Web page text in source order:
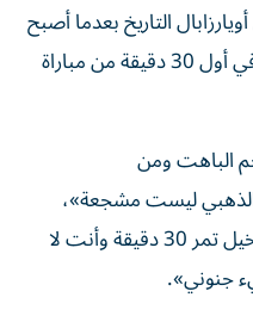
التاريخ بعدما أصبح
أول مهاجم لا يلمس الكرة إطلاقاً في أول 30 دقيقة من مباراة
الباهت ومن
الذهبي ليست مشجعة»،
و«لم أتخيل أصلاً أن هذا ممكن، تخيل تمر 30 دقيقة وأنت لا
جنوني».